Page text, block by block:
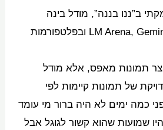
ב”ננו בננה”, מודל בינה
מלאכותית שזמין ב-LM Arena, Gemini ובפלטפורמות
תמונות מאפס, אלא מודל
של תמונות קיימות לפי
כמה ימים לא היה ברור מי עומד
שמועות שהוא קשור לגוגל אבל